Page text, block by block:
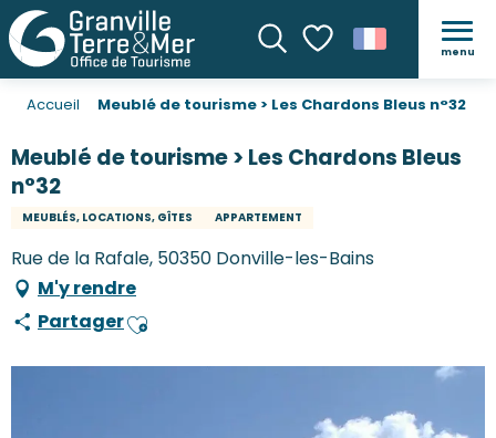
Recherche
Voir les favoris
menu
Accueil Meublé de tourisme > Les Chardons Bleus n°32
Meublé de tourisme > Les Chardons Bleus
n°32
MEUBLÉS, LOCATIONS, GÎTES APPARTEMENT
Rue de la Rafale, 50350 Donville-les-Bains
M'y rendre
PartagerAjouter aux favoris